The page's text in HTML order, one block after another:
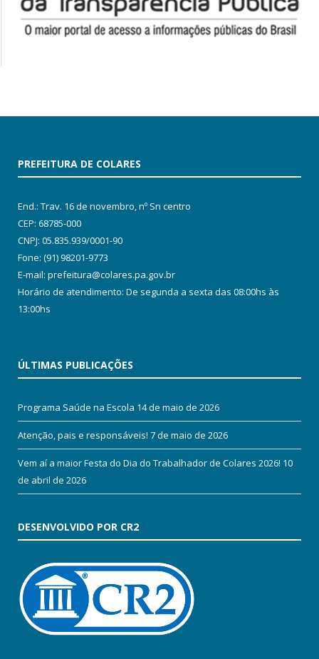
PREFEITURA DE COLARES
End.: Trav. 16 de novembro, nº Sn centro
CEP: 68785-000
CNPJ: 05.835.939/0001-90
Fone: (91) 98201-9773
E-mail: prefeitura@colares.pa.gov.br
Horário de atendimento: De segunda a sexta das 08:00hs às
13:00hs
ÚLTIMAS PUBLICAÇÕES
Programa Saúde na Escola 14 de maio de 2026
Atenção, pais e responsáveis! 7 de maio de 2026
Vem aí a maior Festa do Dia do Trabalhador de Colares 2026! 10
de abril de 2026
DESENVOLVIDO POR CR2